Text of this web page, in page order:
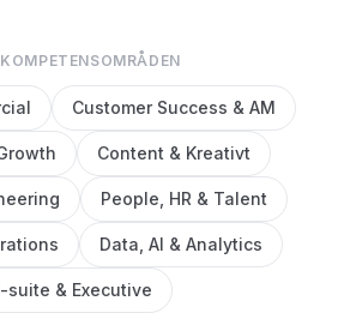
Customer Success & AM
Content & Kreativt
People, HR & Talent
Data, AI & Analytics
suite & Executive